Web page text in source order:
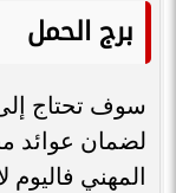
برج الحمل
سوف تحتاج
لضمان عوائد
المهني فاليوم